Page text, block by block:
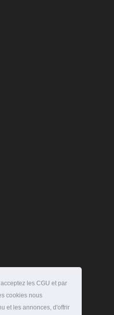
les CGU et par
cookies nous
et les annonces, d'offrir